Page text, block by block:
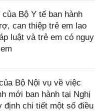
Bộ Y tế ban hành
can thiệp trẻ em lao
luật và trẻ em có nguy
Bộ Nội vụ về việc
mới ban hành tại Nghị
định chi tiết một số điều